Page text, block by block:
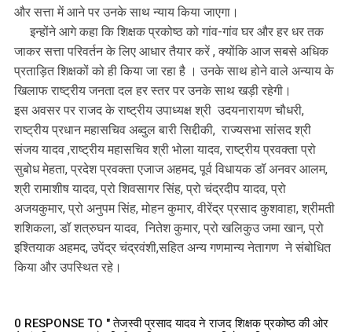
और सत्ता में आने पर उनके साथ न्याय किया जाएगा।
इन्होंने आगे कहा कि शिक्षक प्रकोष्ठ को गांव-गांव घर और हर धर तक
जाकर सत्ता परिवर्तन के लिए आधार तैयार करें , क्योंकि आज सबसे अधिक
प्रताड़ित शिक्षकों को ही किया जा रहा है । उनके साथ होने वाले अन्याय के
खिलाफ राष्ट्रीय जनता दल हर स्तर पर उनके साथ खड़ी रहेगी।
इस अवसर पर राजद के राष्ट्रीय उपाध्यक्ष श्री उदयनारायण चौधरी,
राष्ट्रीय प्रधान महासचिव अब्दुल बारी सिद्दीकी, राज्यसभा सांसद श्री
संजय यादव ,राष्ट्रीय महासचिव श्री भोला यादव, राष्ट्रीय प्रवक्ता प्रो
सुबोध मेहता, प्रदेश प्रवक्ता एजाज अहमद, पूर्व विधायक डॉ अनवर आलम,
श्री रामाशीष यादव, प्रो शिवसागर सिंह, प्रो चंद्रदीप यादव, प्रो
अजयकुमार, प्रो अनुपम सिंह, मोहन कुमार, वीरेंद्र प्रसाद कुशवाहा, श्रीमती
शशिकला, डॉ शत्रुघन यादव, नितेश कुमार, प्रो खलिकुउ जमा खान, प्रो
इश्तियाक अहमद, उपेंद्र चंद्रवंशी,सहित अन्य गणमान्य नेतागण ने संबोधित
किया और उपस्थित रहे।
0 RESPONSE TO " तेजस्वी प्रसाद यादव ने राजद शिक्षक प्रकोष्ठ की ओर